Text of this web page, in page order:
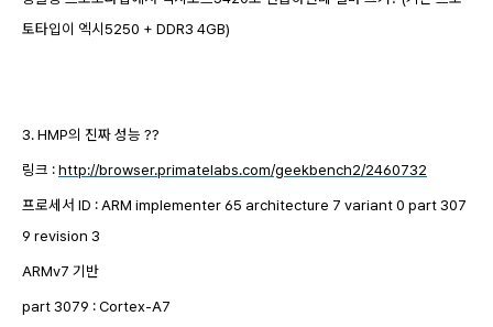
토타입이 엑시5250 + DDR3 4GB)
3. HMP의 진짜 성능 ??
링크 :http://browser.primatelabs.com/geekbench2/2460732
프로세서 ID : ARM implementer 65 architecture 7 variant 0 part 307
9 revision 3
ARMv7 기반
part 3079 : Cortex-A7